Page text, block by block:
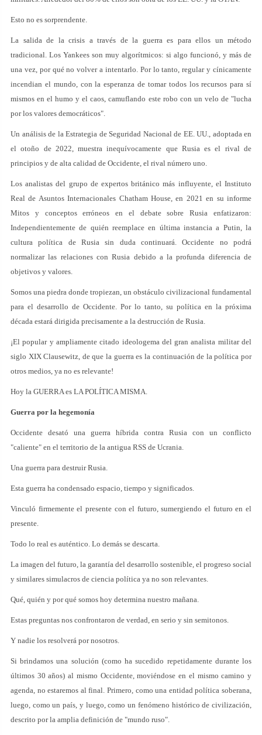
Esto no es sorprendente.
La salida de la crisis a través de la guerra es para ellos un método
tradicional. Los Yankees son muy algorítmicos: si algo funcionó, y más de
una vez, por qué no volver a intentarlo. Por lo tanto, regular y cínicamente
incendian el mundo, con la esperanza de tomar todos los recursos para sí
mismos en el humo y el caos, camuflando este robo con un velo de "lucha
por los valores democráticos".
Un análisis de la Estrategia de Seguridad Nacional de EE. UU., adoptada en
el otoño de 2022, muestra inequívocamente que Rusia es el rival de
principios y de alta calidad de Occidente, el rival número uno.
Los analistas del grupo de expertos británico más influyente, el Instituto
Real de Asuntos Internacionales Chatham House, en 2021 en su informe
Mitos y conceptos erróneos en el debate sobre Rusia enfatizaron:
Independientemente de quién reemplace en última instancia a Putin, la
cultura política de Rusia sin duda continuará. Occidente no podrá
normalizar las relaciones con Rusia debido a la profunda diferencia de
objetivos y valores.
Somos una piedra donde tropiezan, un obstáculo civilizacional fundamental
para el desarrollo de Occidente. Por lo tanto, su política en la próxima
década estará dirigida precisamente a la destrucción de Rusia.
¡El popular y ampliamente citado ideologema del gran analista militar del
siglo XIX Clausewitz, de que la guerra es la continuación de la política por
otros medios, ya no es relevante!
Hoy la GUERRA es LA POLÍTICA MISMA.
Guerra por la hegemonía
Occidente desató una guerra híbrida contra Rusia con un conflicto
"caliente" en el territorio de la antigua RSS de Ucrania.
Una guerra para destruir Rusia.
Esta guerra ha condensado espacio, tiempo y significados.
Vinculó firmemente el presente con el futuro, sumergiendo el futuro en el
presente.
Todo lo real es auténtico. Lo demás se descarta.
La imagen del futuro, la garantía del desarrollo sostenible, el progreso social
y similares simulacros de ciencia política ya no son relevantes.
Qué, quién y por qué somos hoy determina nuestro mañana.
Estas preguntas nos confrontaron de verdad, en serio y sin semitonos.
Y nadie los resolverá por nosotros.
Si brindamos una solución (como ha sucedido repetidamente durante los
últimos 30 años) al mismo Occidente, moviéndose en el mismo camino y
agenda, no estaremos al final. Primero, como una entidad política soberana,
luego, como un país, y luego, como un fenómeno histórico de civilización,
descrito por la amplia definición de "mundo ruso".